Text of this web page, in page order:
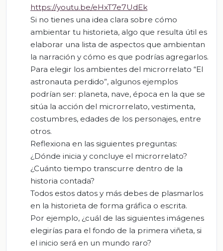
https://youtu.be/eHxT7e7UdEk
Si no tienes una idea clara sobre cómo
ambientar tu historieta, algo que resulta útil es
elaborar una lista de aspectos que ambientan
la narración y cómo es que podrías agregarlos.
Para elegir los ambientes del microrrelato “El
astronauta perdido”, algunos ejemplos
podrían ser: planeta, nave, época en la que se
sitúa la acción del microrrelato, vestimenta,
costumbres, edades de los personajes, entre
otros.
Reflexiona en las siguientes preguntas:
¿Dónde inicia y concluye el microrrelato?
¿Cuánto tiempo transcurre dentro de la
historia contada?
Todos estos datos y más debes de plasmarlos
en la historieta de forma gráfica o escrita.
Por ejemplo, ¿cuál de las siguientes imágenes
elegirías para el fondo de la primera viñeta, si
el inicio será en un mundo raro?